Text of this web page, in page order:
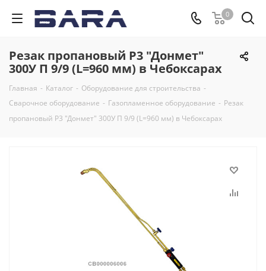
0
Резак пропановый Р3 "Донмет"
300У П 9/9 (L=960 мм) в Чебоксарах
Главная - Каталог - Оборудование для строительства -
Сварочное оборудование - Газопламенное оборудование - Резак
пропановый Р3 "Донмет" 300У П 9/9 (L=960 мм) в Чебоксарах